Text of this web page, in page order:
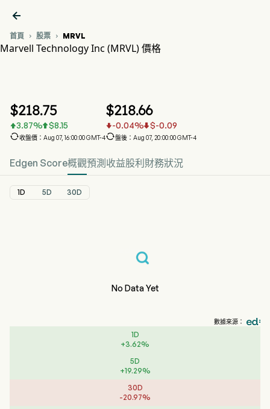

首頁  股票  MRVL
Marvell Technology Inc (MRVL) 價格
$218.75
3.87% $8.15
收盤價：Aug 07, 16:00:00 GMT-4
$218.66
-0.04% $-0.09
盤後：Aug 07, 20:00:00 GMT-4
Edgen Score概觀預測 收益股利 財務狀況
1D 5D 30D
No Data Yet
數據來源：
1D
+3.62%
5D
+19.29%
30D
-20.97%